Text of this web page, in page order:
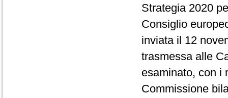
Strategia 2020
Consiglio
inviata il 12
trasmessa alle
esaminato, con i
Commissione